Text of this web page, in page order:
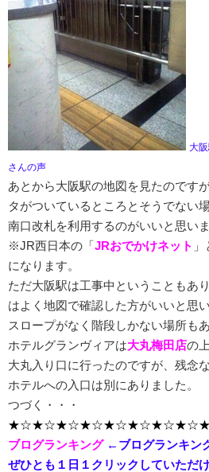
大
さんの声
あとから大阪駅の地図を見たのです
タがついているところとそうでない
南口改札を利用するのがいいと思いま
※JR西日本の「JRおでかけネット
になります。
ただ大阪駅は工事中ということもあ
はよく地図で確認した方がいいと思い
スロープがなく階段しかない場所も
ホテルグランヴィアは大丸梅田店の
大丸入り口に行ったのですが、残念
ホテルへの入口は別にありました。
つづく・・・
ブログランキング ←ブログランキン
ぜひとも１日１クリックしていただ